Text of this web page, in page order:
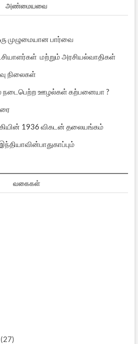
அண்மையவை
முழுமையான பார்வை
மற்றும் அரசியல்வாதிகள்
நிலைகள்
நடைபெற்ற ஊழல்கள் கற்பனையா ?
1936 விகடன் தலையங்கம்
வகைகள்
(27)